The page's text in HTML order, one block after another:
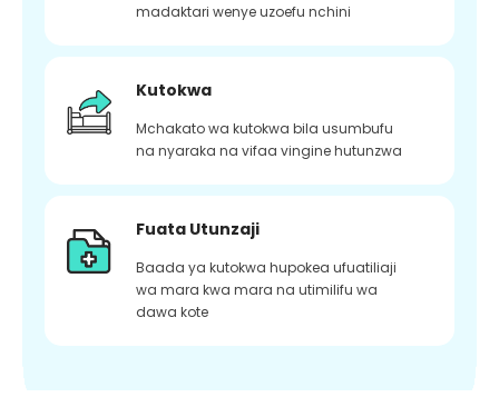
madaktari wenye uzoefu nchini
Kutokwa
Mchakato wa kutokwa bila usumbufu
na nyaraka na vifaa vingine hutunzwa
Fuata Utunzaji
Baada ya kutokwa hupokea ufuatiliaji
wa mara kwa mara na utimilifu wa
dawa kote